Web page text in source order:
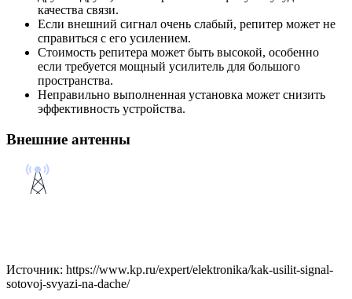
качества связи.
Если внешний сигнал очень слабый, репитер может не
справиться с его усилением.
Стоимость репитера может быть высокой, особенно
если требуется мощный усилитель для большого
пространства.
Неправильно выполненная установка может снизить
эффективность устройства.
Внешние антенны
Источник: https://www.kp.ru/expert/elektronika/kak-usilit-signal-
sotovoj-svyazi-na-dache/